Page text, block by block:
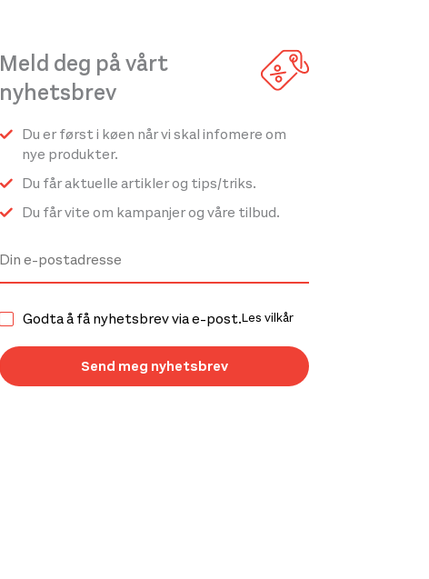
Meld deg på vårt
nyhetsbrev
Du er først i køen når vi skal infomere om
nye produkter.
Du får aktuelle artikler og tips/triks.
Du får vite om kampanjer og våre tilbud.
Godta å få nyhetsbrev via e-post.Les vilkår